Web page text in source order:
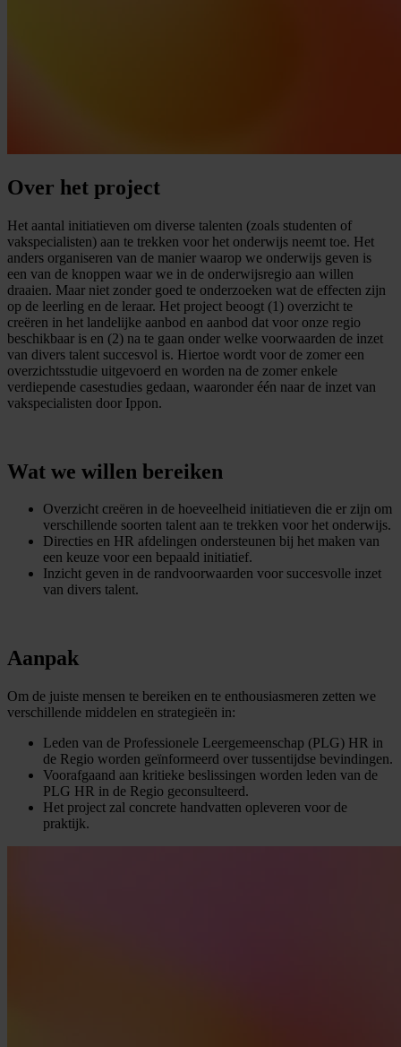
Over het project
Het aantal initiatieven om diverse talenten (zoals studenten of
vakspecialisten) aan te trekken voor het onderwijs neemt toe. Het
anders organiseren van de manier waarop we onderwijs geven is
een van de knoppen waar we in de onderwijsregio aan willen
draaien. Maar niet zonder goed te onderzoeken wat de effecten zijn
op de leerling en de leraar. Het project beoogt (1) overzicht te
creëren in het landelijke aanbod en aanbod dat voor onze regio
beschikbaar is en (2) na te gaan onder welke voorwaarden de inzet
van divers talent succesvol is. Hiertoe wordt voor de zomer een
overzichtsstudie uitgevoerd en worden na de zomer enkele
verdiepende casestudies gedaan, waaronder één naar de inzet van
vakspecialisten door Ippon.
Wat we willen bereiken
Overzicht creëren in de hoeveelheid initiatieven die er zijn om
verschillende soorten talent aan te trekken voor het onderwijs.
Directies en HR afdelingen ondersteunen bij het maken van
een keuze voor een bepaald initiatief.
Inzicht geven in de randvoorwaarden voor succesvolle inzet
van divers talent.
Aanpak
Om de juiste mensen te bereiken en te enthousiasmeren zetten we
verschillende middelen en strategieën in:
Leden van de Professionele Leergemeenschap (PLG) HR in
de Regio worden geïnformeerd over tussentijdse bevindingen.
Voorafgaand aan kritieke beslissingen worden leden van de
PLG HR in de Regio geconsulteerd.
Het project zal concrete handvatten opleveren voor de
praktijk.